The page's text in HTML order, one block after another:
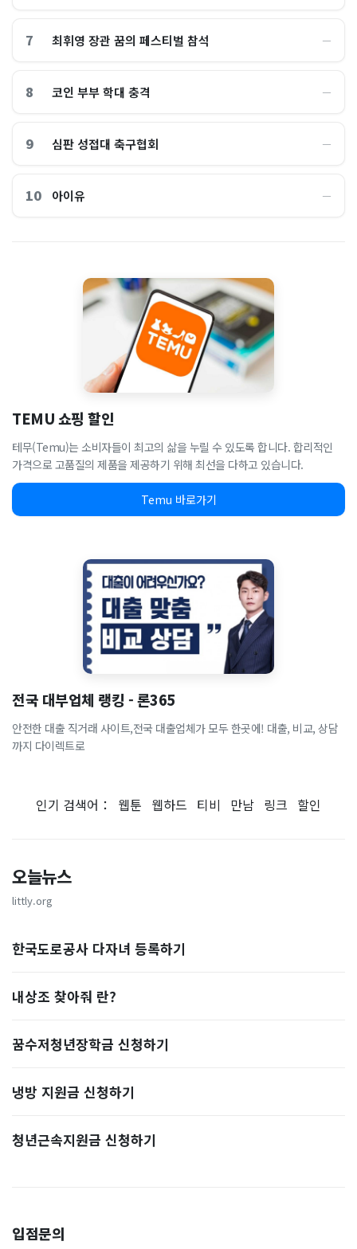
7 최휘영 장관 꿈의 페스티벌 참석 ―
8 코인 부부 학대 충격 ―
9 심판 성접대 축구협회 ―
10 아이유 ―
TEMU 쇼핑 할인
테무(Temu)는 소비자들이 최고의 삶을 누릴 수 있도록 합니다. 합리적인
가격으로 고품질의 제품을 제공하기 위해 최선을 다하고 있습니다.
Temu 바로가기
전국 대부업체 랭킹 - 론365
안전한 대출 직거래 사이트,전국 대출업체가 모두 한곳에! 대출, 비교, 상담
까지 다이렉트로
인기 검색어： 웹툰 웹하드 티비 만남 링크 할인
오늘뉴스
littly.org
한국도로공사 다자녀 등록하기
내상조 찾아줘 란?
꿈수저청년장학금 신청하기
냉방 지원금 신청하기
청년근속지원금 신청하기
입점문의